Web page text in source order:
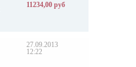
11234,00 руб
27.09.2013
12:22